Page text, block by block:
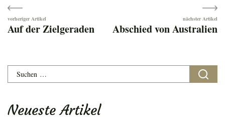
Beitragsnavigation
Auf der Zielgeraden Abschied von Australien
Suchen
nach:
Neueste Artikel